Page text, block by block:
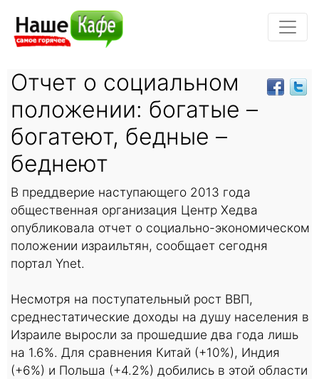
Отчет о социальном
положении: богатые –
богатеют, бедные –
беднеют
В преддверие наступающего 2013 года
общественная организация Центр Хедва
опубликовала отчет о социально-экономическом
положении израильтян, сообщает сегодня
портал Ynet.
Несмотря на поступательный рост ВВП,
среднестатические доходы на душу населения в
Израиле выросли за прошедшие два года лишь
на 1.6%. Для сравнения Китай (+10%), Индия
(+6%) и Польша (+4.2%) добились в этой области